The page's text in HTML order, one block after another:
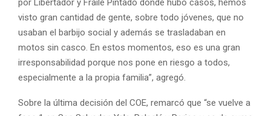
por Libertador y Fraile Pintado donde hubo casos, hemos
visto gran cantidad de gente, sobre todo jóvenes, que no
usaban el barbijo social y además se trasladaban en
motos sin casco. En estos momentos, eso es una gran
irresponsabilidad porque nos pone en riesgo a todos,
especialmente a la propia familia”, agregó.
Sobre la última decisión del COE, remarcó que “se vuelve a